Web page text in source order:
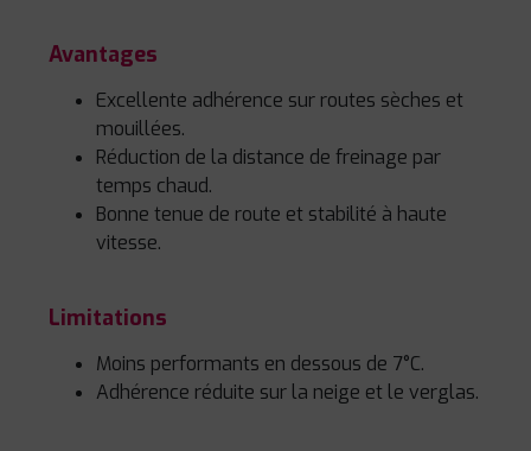
Avantages
Excellente adhérence sur routes sèches et
mouillées.
Réduction de la distance de freinage par
temps chaud.
Bonne tenue de route et stabilité à haute
vitesse.
Limitations
Moins performants en dessous de 7°C.
Adhérence réduite sur la neige et le verglas.